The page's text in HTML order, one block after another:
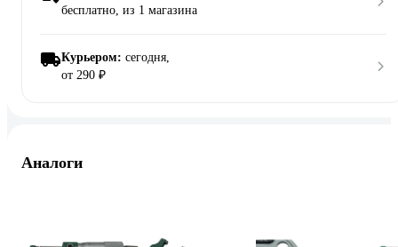
бесплатно, из 1 магазина
Курьером: сегодня,
от 290 ₽
Аналоги